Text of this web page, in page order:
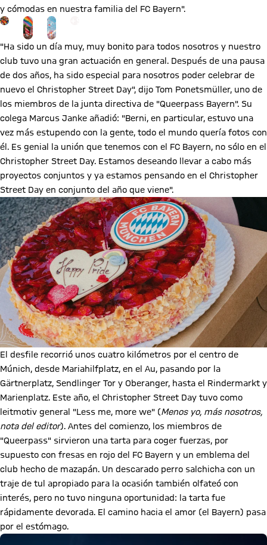
y cómodas en nuestra familia del FC Bayern".
Ir a la página de la galería: Ver galería
"Ha sido un día muy, muy bonito para todos nosotros y nuestro
club tuvo una gran actuación en general. Después de una pausa
de dos años, ha sido especial para nosotros poder celebrar de
nuevo el Christopher Street Day", dijo Tom Ponetsmüller, uno de
los miembros de la junta directiva de "Queerpass Bayern". Su
colega Marcus Janke añadió: "Berni, en particular, estuvo una
vez más estupendo con la gente, todo el mundo quería fotos con
él. Es genial la unión que tenemos con el FC Bayern, no sólo en el
Christopher Street Day. Estamos deseando llevar a cabo más
proyectos conjuntos y ya estamos pensando en el Christopher
Street Day en conjunto del año que viene".
El desfile recorrió unos cuatro kilómetros por el centro de
Múnich, desde Mariahilfplatz, en el Au, pasando por la
Gärtnerplatz, Sendlinger Tor y Oberanger, hasta el Rindermarkt y
Marienplatz. Este año, el Christopher Street Day tuvo como
leitmotiv general "Less me, more we" (Menos yo, más nosotros,
nota del editor). Antes del comienzo, los miembros de
"Queerpass" sirvieron una tarta para coger fuerzas, por
supuesto con fresas en rojo del FC Bayern y un emblema del
club hecho de mazapán. Un descarado perro salchicha con un
traje de tul apropiado para la ocasión también olfateó con
interés, pero no tuvo ninguna oportunidad: la tarta fue
rápidamente devorada. El camino hacia el amor (el Bayern) pasa
por el estómago.